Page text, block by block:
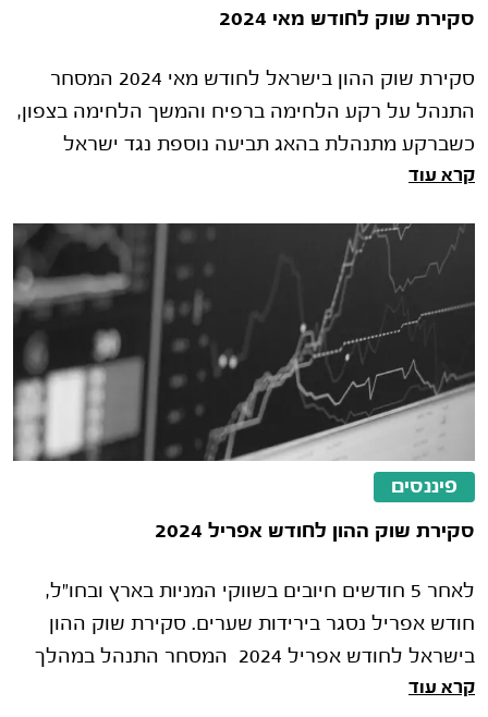
סקירת שוק לחודש מאי 2024
סקירת שוק ההון בישראל לחודש מאי 2024 המסחר
התנהל על רקע הלחימה ברפיח והמשך הלחימה בצפון,
כשברקע מתנהלת בהאג תביעה נוספת נגד ישראל
בעניין הלחימה בעזה וטורקיה עצרה את
קרא עוד
פיננסים
סקירת שוק ההון לחודש אפריל 2024
לאחר 5 חודשים חיובים בשווקי המניות בארץ ובחו"ל,
חודש אפריל נסגר בירידות שערים. סקירת שוק ההון
בישראל לחודש אפריל 2024 המסחר התנהל במהלך
החודש על רקע המתקפה הנרחבת של
קרא עוד